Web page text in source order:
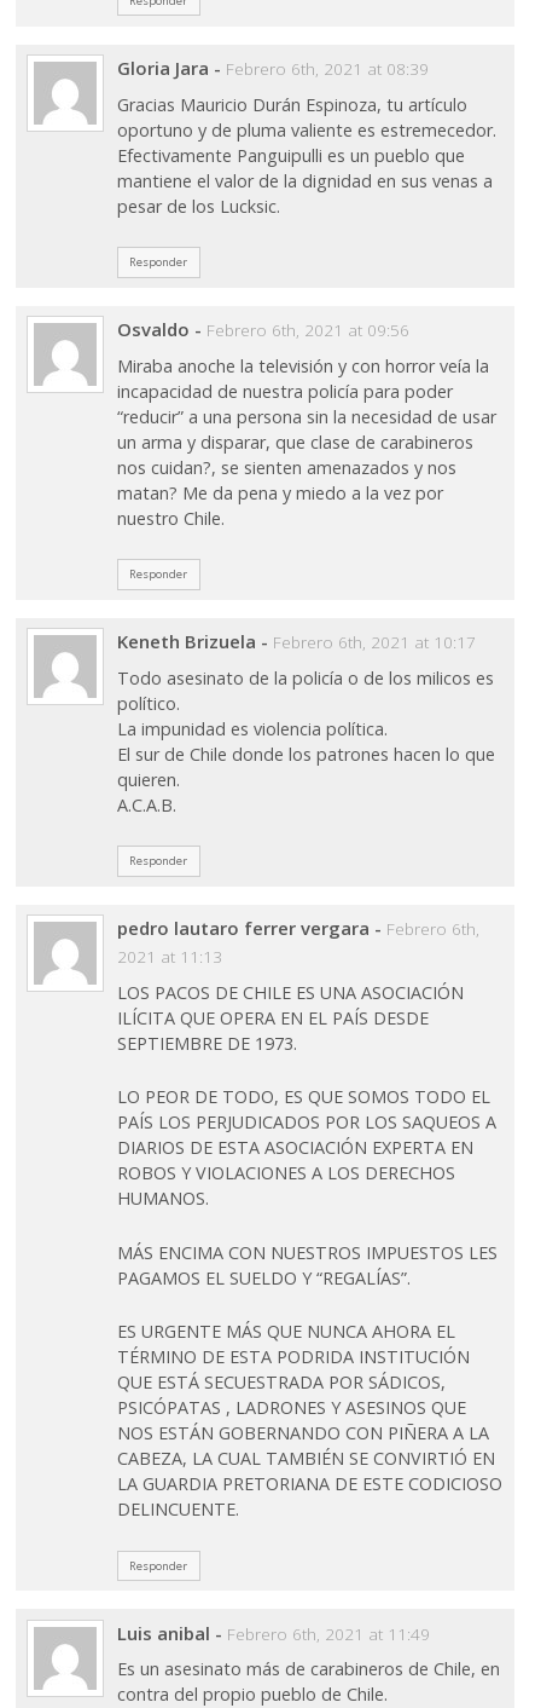
Gloria Jara - Febrero 6th, 2021 at 08:39
Gracias Mauricio Durán Espinoza, tu artículo
oportuno y de pluma valiente es estremecedor.
Efectivamente Panguipulli es un pueblo que
mantiene el valor de la dignidad en sus venas a
pesar de los Lucksic.
Responder
Osvaldo - Febrero 6th, 2021 at 09:56
Miraba anoche la televisión y con horror veía la
incapacidad de nuestra policía para poder
“reducir” a una persona sin la necesidad de usar
un arma y disparar, que clase de carabineros
nos cuidan?, se sienten amenazados y nos
matan? Me da pena y miedo a la vez por
nuestro Chile.
Responder
Keneth Brizuela - Febrero 6th, 2021 at 10:17
Todo asesinato de la policía o de los milicos es
político.
La impunidad es violencia política.
El sur de Chile donde los patrones hacen lo que
quieren.
A.C.A.B.
Responder
pedro lautaro ferrer vergara - Febrero 6th,
2021 at 11:13
LOS PACOS DE CHILE ES UNA ASOCIACIÓN
ILÍCITA QUE OPERA EN EL PAÍS DESDE
SEPTIEMBRE DE 1973.
LO PEOR DE TODO, ES QUE SOMOS TODO EL
PAÍS LOS PERJUDICADOS POR LOS SAQUEOS A
DIARIOS DE ESTA ASOCIACIÓN EXPERTA EN
ROBOS Y VIOLACIONES A LOS DERECHOS
HUMANOS.
MÁS ENCIMA CON NUESTROS IMPUESTOS LES
PAGAMOS EL SUELDO Y “REGALÍAS”.
ES URGENTE MÁS QUE NUNCA AHORA EL
TÉRMINO DE ESTA PODRIDA INSTITUCIÓN
QUE ESTÁ SECUESTRADA POR SÁDICOS,
PSICÓPATAS , LADRONES Y ASESINOS QUE
NOS ESTÁN GOBERNANDO CON PIÑERA A LA
CABEZA, LA CUAL TAMBIÉN SE CONVIRTIÓ EN
LA GUARDIA PRETORIANA DE ESTE CODICIOSO
DELINCUENTE.
Responder
Luis anibal - Febrero 6th, 2021 at 11:49
Es un asesinato más de carabineros de Chile, en
contra del propio pueblo de Chile.